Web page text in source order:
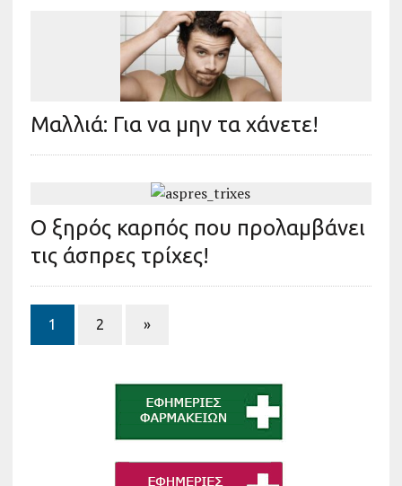
Μαλλιά: Για να µην τα χάνετε!
Ο ξηρός καρπός που προλαμβάνει
τις άσπρες τρίχες!
1 2 »